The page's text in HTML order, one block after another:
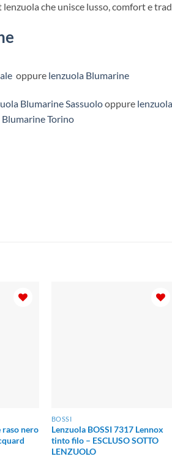
lenzuola che unisce lusso, comfort e
oppure lenzuola Blumarine
Blumarine Sassuolooppure
Torino
nero
BOSSI
Lenzuola BOSSI 7317 Lennox
tinto filo – ESCLUSO SOTTO
LENZUOLO